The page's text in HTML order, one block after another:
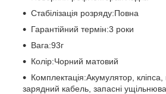
Стабілізація розряду:Повна
Гарантійний термін:3 роки
Вага:93г
Колір:Чорний матовий
Комплектація:Акумулятор,
зарядний кабель, запасні